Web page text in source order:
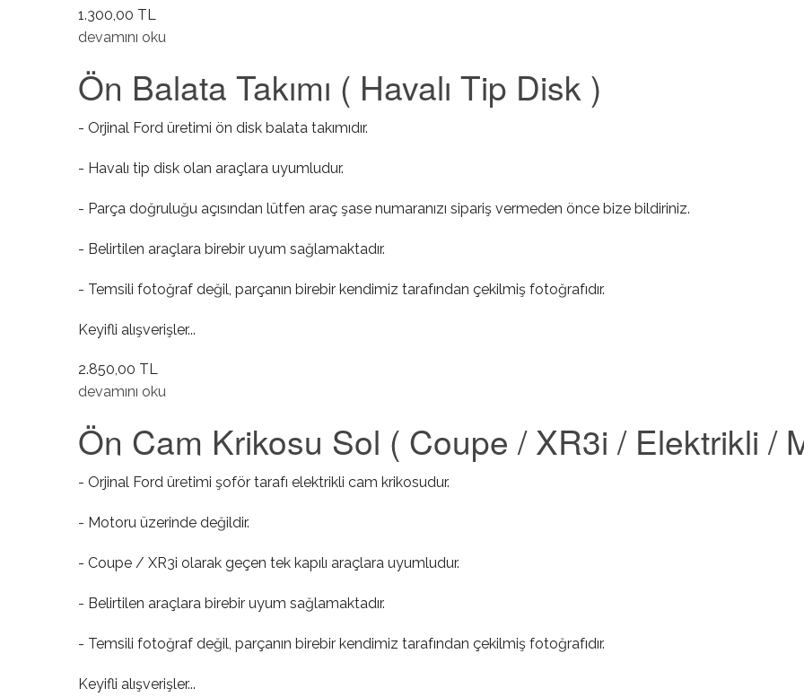
1.300,00 TL
Ön Helezon Takımı hakkında
devamını oku
Ön Balata Takımı ( Havalı Tip Disk )
- Orjinal Ford üretimi ön disk balata takımıdır.
- Havalı tip disk olan araçlara uyumludur.
- Parça doğruluğu açısından lütfen araç şase numaranızı sipariş vermeden önce bize bildiriniz.
- Belirtilen araçlara birebir uyum sağlamaktadır.
- Temsili fotoğraf değil, parçanın birebir kendimiz tarafından çekilmiş fotoğrafıdır.
Keyifli alışverişler...
2.850,00 TL
Ön Balata Takımı ( Havalı Tip Disk ) hakkında
devamını oku
Ön Cam Krikosu Sol ( Coupe / XR3i / Elektrikli /
- Orjinal Ford üretimi şoför tarafı elektrikli cam krikosudur.
- Motoru üzerinde değildir.
- Coupe / XR3i olarak geçen tek kapılı araçlara uyumludur.
- Belirtilen araçlara birebir uyum sağlamaktadır.
- Temsili fotoğraf değil, parçanın birebir kendimiz tarafından çekilmiş fotoğrafıdır.
Keyifli alışverişler...